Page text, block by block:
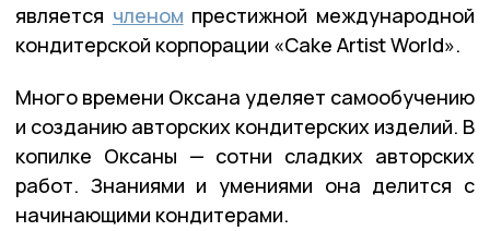
является членом престижной международной
кондитерской корпорации «Cake Artist World».
Много времени Оксана уделяет самообучению
и созданию авторских кондитерских изделий. В
копилке Оксаны — сотни сладких авторских
работ. Знаниями и умениями она делится с
начинающими кондитерами.